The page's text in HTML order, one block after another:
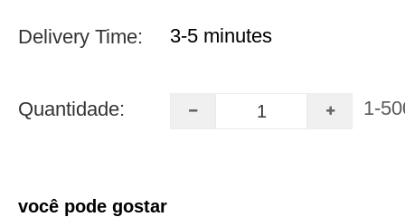
Delivery Time: 3-5 minutes
Quantidade: 1-
você pode gostar